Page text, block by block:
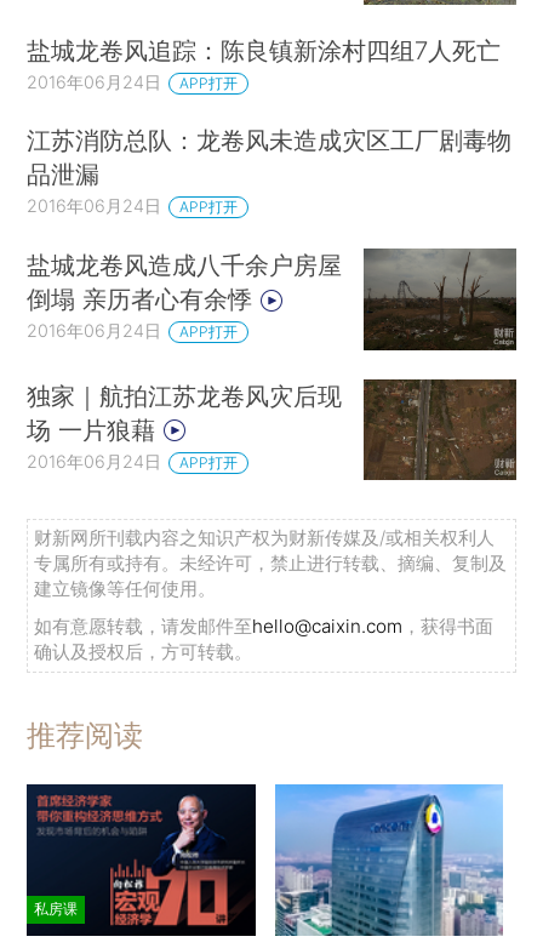
盐城龙卷风追踪：陈良镇新涂村四组7人死亡
2016年06月24日 APP打开
江苏消防总队：龙卷风未造成灾区工厂剧毒物
品泄漏
2016年06月24日 APP打开
盐城龙卷风造成八千余户房屋
倒塌 亲历者心有余悸
2016年06月24日 APP打开
独家｜航拍江苏龙卷风灾后现
场 一片狼藉
2016年06月24日 APP打开
财新网所刊载内容之知识产权为财新传媒及/或相关权利人
专属所有或持有。未经许可，禁止进行转载、摘编、复制及
建立镜像等任何使用。
如有意愿转载，请发邮件至hello@caixin.com ，获得书面
确认及授权后，方可转载。
推荐阅读
私房课